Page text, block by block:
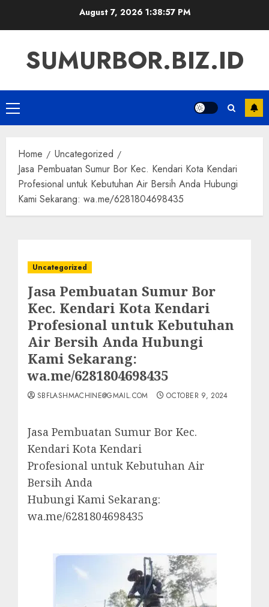
August 7, 2026 1:38:58 PM
SUMURBOR.BIZ.ID
Primary
Menu
Home
Uncategorized
Jasa Pembuatan Sumur Bor Kec. Kendari Kota Kendari
Profesional untuk Kebutuhan Air Bersih Anda Hubungi
Kami Sekarang: wa.me/6281804698435
Uncategorized
Jasa Pembuatan Sumur Bor
Kec. Kendari Kota Kendari
Profesional untuk Kebutuhan
Air Bersih Anda Hubungi
Kami Sekarang:
wa.me/6281804698435
SBFLASHMACHINE@GMAIL.COM OCTOBER 9, 2024
Jasa Pembuatan Sumur Bor Kec.
Kendari Kota Kendari
Profesional untuk Kebutuhan Air
Bersih Anda
Hubungi Kami Sekarang:
wa.me/6281804698435